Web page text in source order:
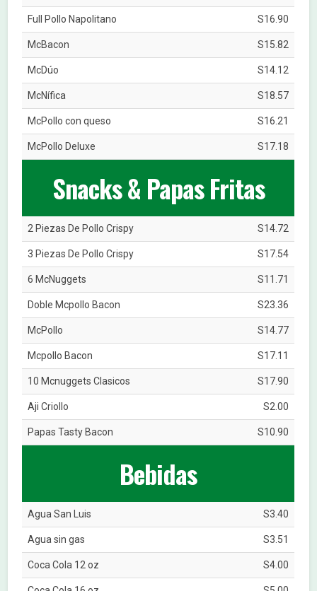
Full Pollo Napolitano S16.90
McBacon S15.82
McDúo S14.12
McNífica S18.57
McPollo con queso S16.21
McPollo Deluxe S17.18
Snacks & Papas Fritas
2 Piezas De Pollo Crispy S14.72
3 Piezas De Pollo Crispy S17.54
6 McNuggets S11.71
Doble Mcpollo Bacon S23.36
McPollo S14.77
Mcpollo Bacon S17.11
10 Mcnuggets Clasicos S17.90
Aji Criollo S2.00
Papas Tasty Bacon S10.90
Bebidas
Agua San Luis S3.40
Agua sin gas S3.51
Coca Cola 12 oz S4.00